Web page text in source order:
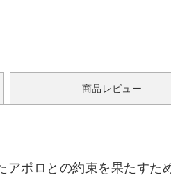
商品レビュー
アポロとの約束を果たす